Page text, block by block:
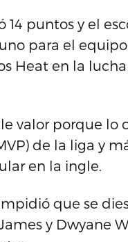
puntos y el
para el
Heat en la
valor porque lo
de la liga y
en la ingle.
que se
y Dwyane